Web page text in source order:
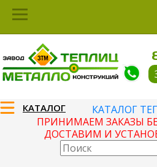
КАТАЛОГ
КАТАЛОГ
ПРИНИМАЕМ ЗАКАЗЫ
ДОСТАВИМ И